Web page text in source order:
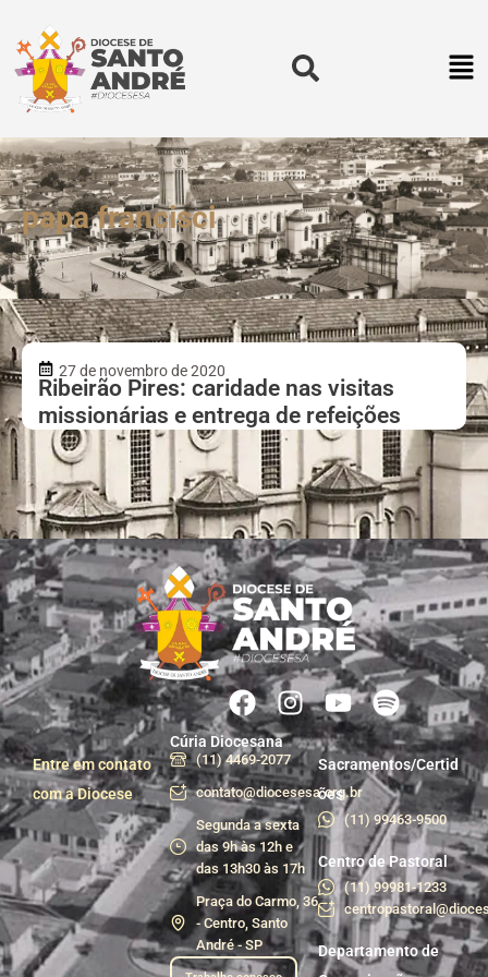
papa francisci
27 de novembro de 2020
Ribeirão Pires: caridade nas visitas
missionárias e entrega de refeições
Entre em contato
com a Diocese
Cúria Diocesana
(11) 4469-2077
contato@diocesesa.org.br
Segunda a sexta
das 9h às 12h e
das 13h30 às 17h
Praça do Carmo, 36
- Centro, Santo
André - SP
Sacramentos/Certid
ões
(11) 99463-9500
Centro de Pastoral
(11) 99981-1233
Departamento de